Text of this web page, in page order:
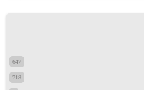
647
718